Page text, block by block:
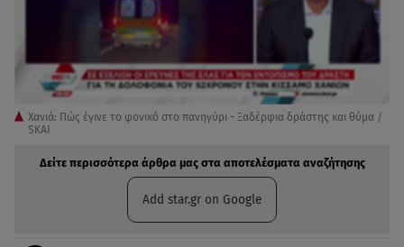
Χανιά: Πώς έγινε το φονικό στο πανηγύρι - Ξαδέρφια δράστης και θύμα /
SKAI
Δείτε περισσότερα άρθρα μας στα αποτελέσματα αναζήτησης
Add star.gr on Google